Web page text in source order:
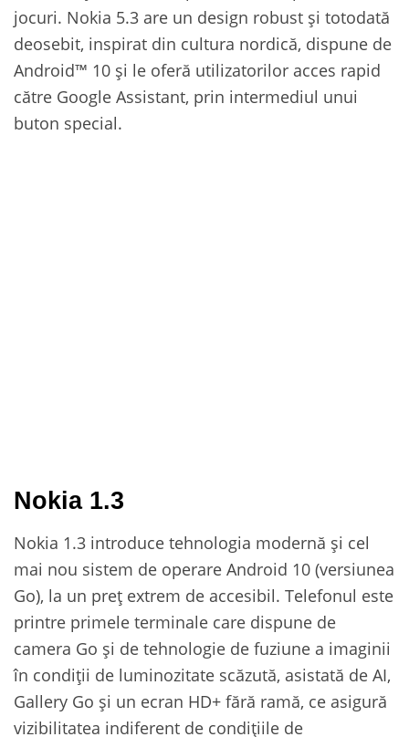
jocuri. Nokia 5.3 are un design robust și totodată
deosebit, inspirat din cultura nordică, dispune de
Android™ 10 și le oferă utilizatorilor acces rapid
către Google Assistant, prin intermediul unui
buton special.
Nokia 1.3
Nokia 1.3 introduce tehnologia modernă și cel
mai nou sistem de operare Android 10 (versiunea
Go), la un preț extrem de accesibil. Telefonul este
printre primele terminale care dispune de
camera Go și de tehnologie de fuziune a imaginii
în condiții de luminozitate scăzută, asistată de AI,
Gallery Go și un ecran HD+ fără ramă, ce asigură
vizibilitatea indiferent de condițiile de